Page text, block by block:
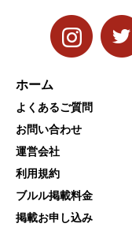
ホーム
よくあるご質問
お問い合わせ
運営会社
利用規約
ブルル掲載料金
掲載お申し込み